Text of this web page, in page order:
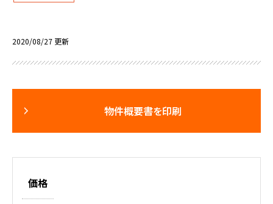
2020/08/27 更新
物件概要書を印刷
価格